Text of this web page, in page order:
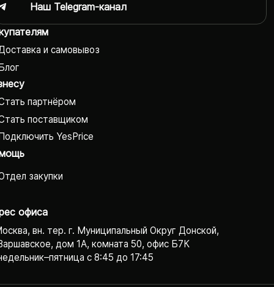
и самовывоз
партнёром
поставщиком
YesPrice
закупки
офиса
вн. тер. г. Муниципальный Округ Донской,
дом 1А, комната 50, офис Б7К
с 8:45 до 17:45
Наш Telegram-канал